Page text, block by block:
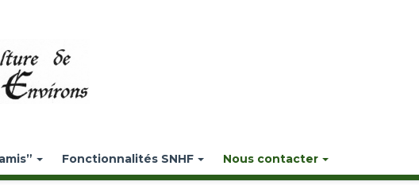
Fonctionnalités SNHF Nous contacter